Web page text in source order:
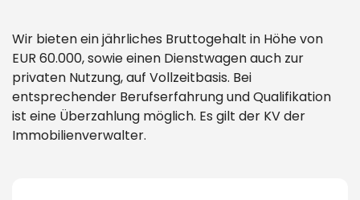
Wir bieten ein jährliches Bruttogehalt in Höhe von
EUR 60.000, sowie einen Dienstwagen auch zur
privaten Nutzung, auf Vollzeitbasis. Bei
entsprechender Berufserfahrung und Qualifikation
ist eine Überzahlung möglich. Es gilt der KV der
Immobilienverwalter.